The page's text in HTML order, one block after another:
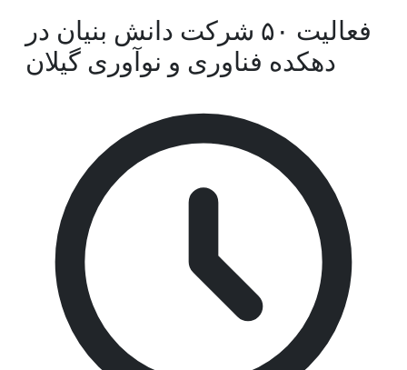
فعالیت ۵۰ شرکت دانش بنیان در
دهکده فناوری و نوآوری گیلان